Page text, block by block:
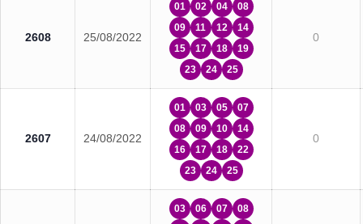
2608 25/08/2022
01 02 04
08
09
11 12
14
15
17 18
19
23
24 25
0
2607 24/08/2022
01 03 05
07
08
09 10
14
16
17 18
22
23
24 25
0
03 06 07
08